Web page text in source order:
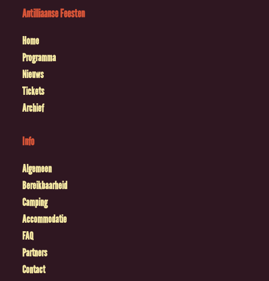
Antilliaanse Feesten
Home
Programma
Nieuws
Tickets
Archief
Info
Algemeen
Bereikbaarheid
Camping
Accommodatie
FAQ
Partners
Contact